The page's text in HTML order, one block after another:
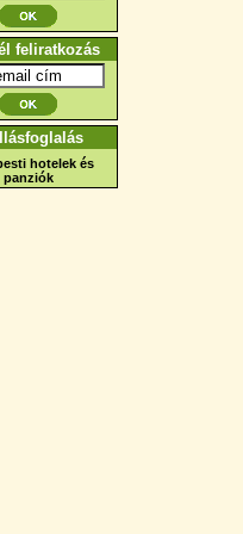
feliratkozás
hotelek és
panziók